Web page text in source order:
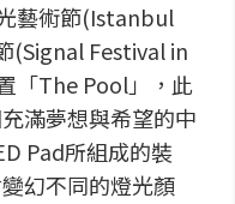
藝術節(Istanbul
(Signal Festival in
「The Pool」，此
滿夢想與希望的中
Pad所組成的裝
幻不同的燈光顏